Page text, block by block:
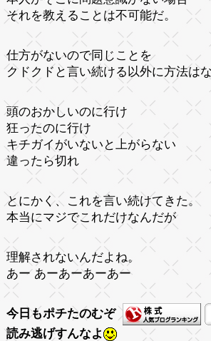
それを教えることは不可能だ。
仕方がないので同じことを
クドクドと言い続ける以外に方法は
頭のおかしいのに行け
狂ったのに行け
キチガイがいないと上がらない
違ったら切れ
とにかく、これを言い続けてきた。
本当にマジでこれだけなんだが
理解されないんだよね。
あー あーあーあーあー
今日もポチたのむぞ
読み逃げすんなよ